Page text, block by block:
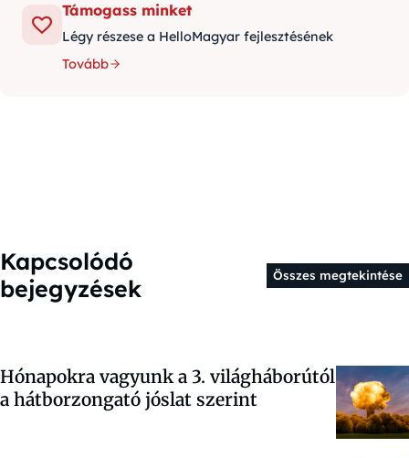
Támogass minket
Légy részese a HelloMagyar fejlesztésének
Tovább
Kapcsolódó
bejegyzések
Összes megtekintése
Hónapokra vagyunk a 3. világháborútól
a hátborzongató jóslat szerint